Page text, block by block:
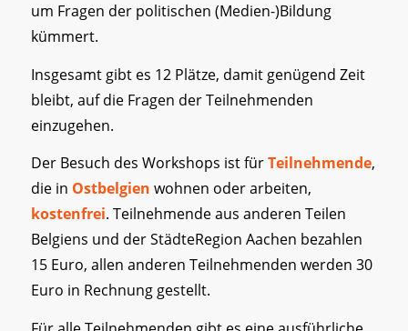
um Fragen der politischen (Medien-)Bildung
kümmert.
Insgesamt gibt es 12 Plätze, damit genügend Zeit
bleibt, auf die Fragen der Teilnehmenden
einzugehen.
Der Besuch des Workshops ist fürTeilnehmende,
die in Ostbelgien wohnen oder arbeiten,
kostenfrei. Teilnehmende aus anderen Teilen
Belgiens und der StädteRegion Aachen bezahlen
15 Euro, allen anderen Teilnehmenden werden 30
Euro in Rechnung gestellt.